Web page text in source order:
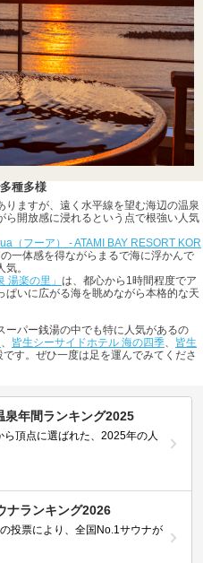
種多様
ますが、遠く水平線を望む海辺の温泉
ら開放感に浸れるという点で根強い人気
（フーア） - ATAMI BAY RESORT KOR
一体感を得ながらまるで海に浮かんで
。
湯楽の里」 は、都心から1時間程度でア
いに広がる海を眺めながら本格的な天
ーパー銭湯の中でも特に人気があるの
、 皆生シーサイドホテル 海の四季、 皆生
です。ぜひ一度は足を運んでみてくださ
泉年間ランキング2025
頂点に選ばれた、2025年の人
ナランキング2026
投票により、全国No.1サウナが